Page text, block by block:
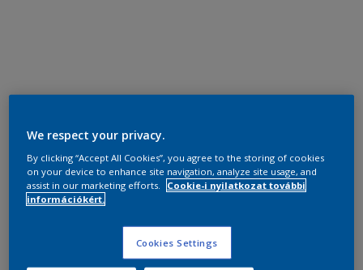
We respect your privacy.
By clicking “Accept All Cookies”, you agree to the storing of cookies
on your device to enhance site navigation, analyze site usage, and
assist in our marketing efforts.
Cookie-i nyilatkozat további
információkért.
Cookies Settings